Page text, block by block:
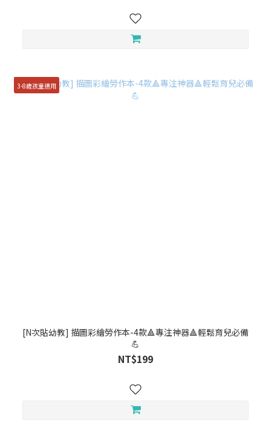
3-8歲孩童適用
[N次貼幼教] 描圖彩繪勞作本-4款🔺專注神器🔺輕鬆育兒必備
💪
NT$199